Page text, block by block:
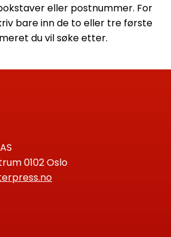
eller postnummer. For
bare inn de to eller tre første
du vil søke etter.
0102 Oslo